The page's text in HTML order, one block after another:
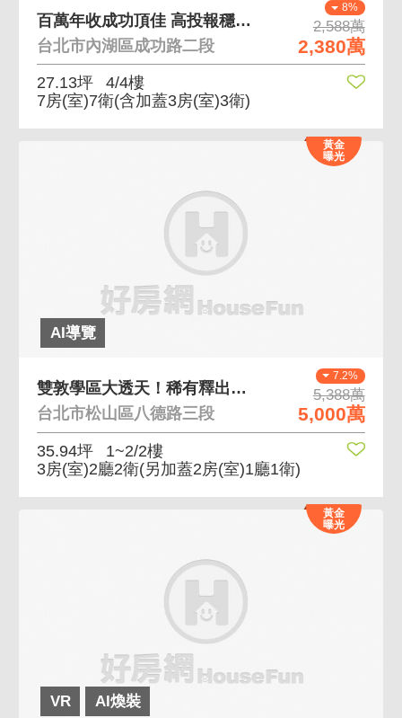
8%
2,588萬
2,380萬
百萬年收成功頂佳 高投報穩定收租你最好的靠山
台北市內湖區成功路二段
27.13坪
4/4樓
7房(室)7衛(含加蓋3房(室)3衛)
AI導覽
黃金
曝光
7.2%
5,388萬
5,000萬
雙敦學區大透天！稀有釋出土地大坪數！
台北市松山區八德路三段
35.94坪
1~2/2樓
3房(室)2廳2衛(另加蓋2房(室)1廳1衛)
VR AI煥裝
黃金
曝光